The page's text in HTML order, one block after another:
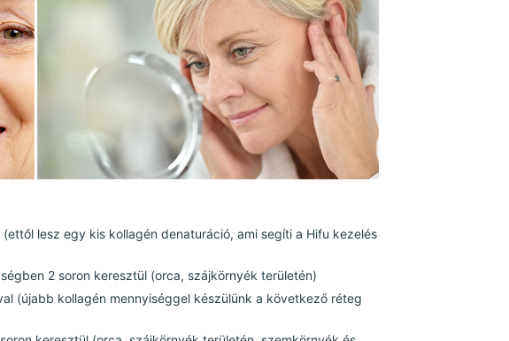
lesz egy kis kollagén denaturáció, ami segíti a Hifu kezelés
2 soron keresztül (orca, szájkörnyék területén)
(újabb kollagén mennyiséggel készülünk a következő réteg